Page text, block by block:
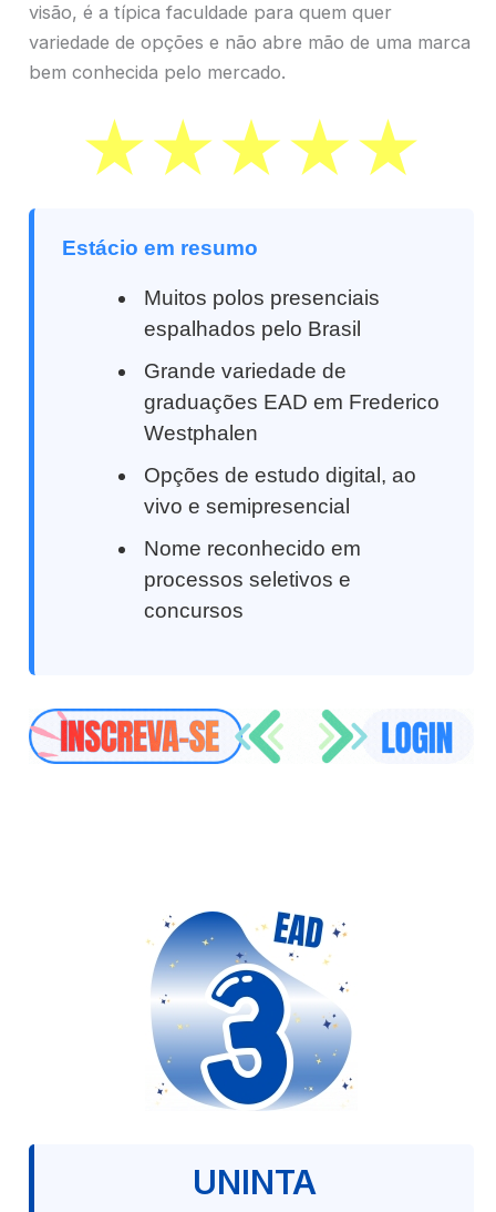
visão, é a típica faculdade para quem quer
variedade de opções e não abre mão de uma marca
bem conhecida pelo mercado.
Estácio em resumo
Muitos polos presenciais
espalhados pelo Brasil
Grande variedade de
graduações EAD em Frederico
Westphalen
Opções de estudo digital, ao
vivo e semipresencial
Nome reconhecido em
processos seletivos e
concursos
UNINTA